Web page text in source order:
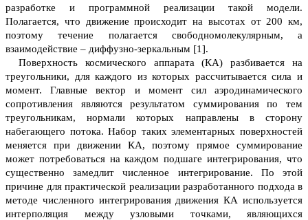
разработке и программной реализации такой модели.
Полагается, что движение происходит на высотах от 200 км,
поэтому течение полагается свободномолекулярным, а
взаимодействие – диффузно-зеркальным [1].
Поверхность космического аппарата (КА) разбивается на
треугольники, для каждого из которых рассчитывается сила и
момент. Главные вектор и момент сил аэродинамического
сопротивления являются результатом суммирования по тем
треугольникам, нормали которых направлены в сторону
набегающего потока. Набор таких элементарных поверхностей
меняется при движении КА, поэтому прямое суммирование
может потребоваться на каждом подшаге интегрирования, что
существенно замедлит численное интегрирование. По этой
причине для практической реализации разработанного подхода в
методе численного интегрирования движения КА используется
интерполяция между узловыми точками, являющихся